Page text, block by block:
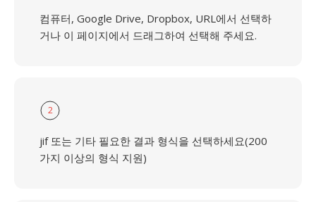
컴퓨터, Google Drive, Dropbox, URL에서 선택하
거나 이 페이지에서 드래그하여 선택해 주세요.
2
jif 또는 기타 필요한 결과 형식을 선택하세요(200
가지 이상의 형식 지원)